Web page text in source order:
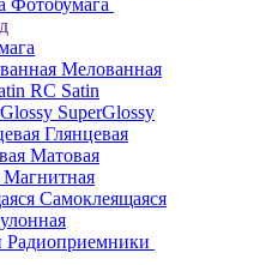
Фотобумага
Мелованная
RC Satin
SuperGlossy
Глянцевая
Матовая
Магнитная
Самоклеящаяся
Радиоприемники